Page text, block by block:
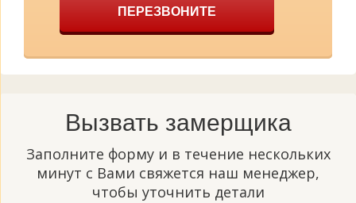
ПЕРЕЗВОНИТЕ
Вызвать замерщика
Заполните форму и в течение нескольких
минут с Вами свяжется наш менеджер,
чтобы уточнить детали